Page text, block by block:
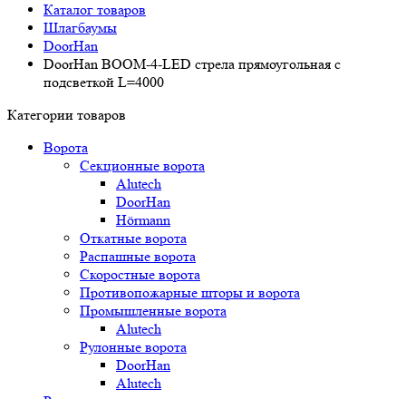
Каталог товаров
Шлагбаумы
DoorHan
DoorHan BOOM-4-LED стрела прямоугольная c
подсветкой L=4000
Категории товаров
Ворота
Секционные ворота
Alutech
DoorHan
Hörmann
Откатные ворота
Распашные ворота
Скоростные ворота
Противопожарные шторы и ворота
Промышленные ворота
Alutech
Рулонные ворота
DoorHan
Alutech